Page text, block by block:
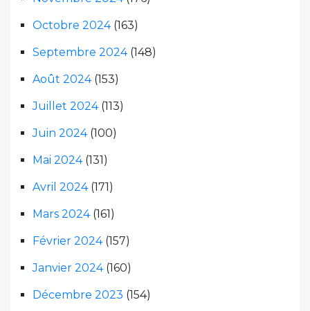
Octobre 2024(163)
Septembre 2024(148)
Août 2024(153)
Juillet 2024(113)
Juin 2024(100)
Mai 2024(131)
Avril 2024(171)
Mars 2024(161)
Février 2024(157)
Janvier 2024(160)
Décembre 2023 (154)